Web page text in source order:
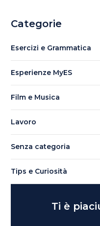
Categorie
Esercizi e Grammatica
Esperienze MyES
Film e Musica
Lavoro
Senza categoria
Tips e Curiosità
Ti è